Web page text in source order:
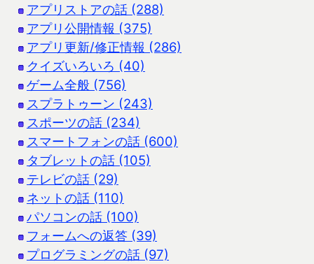
アプリストアの話 (288)
アプリ公開情報 (375)
アプリ更新/修正情報 (286)
クイズいろいろ (40)
ゲーム全般 (756)
スプラトゥーン (243)
スポーツの話 (234)
スマートフォンの話 (600)
タブレットの話 (105)
テレビの話 (29)
ネットの話 (110)
パソコンの話 (100)
フォームへの返答 (39)
プログラミングの話 (97)